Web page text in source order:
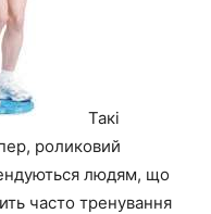
Такі
роликовий
людям, що
часто тренування